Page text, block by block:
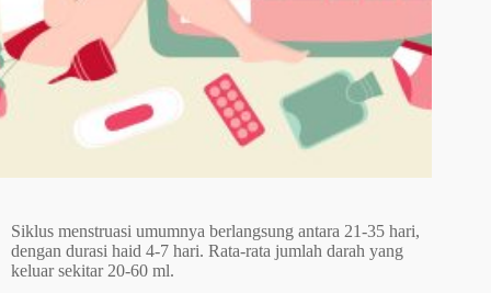
Siklus menstruasi umumnya berlangsung antara 21-35 hari,
dengan durasi haid 4-7 hari. Rata-rata jumlah darah yang
keluar sekitar 20-60 ml.